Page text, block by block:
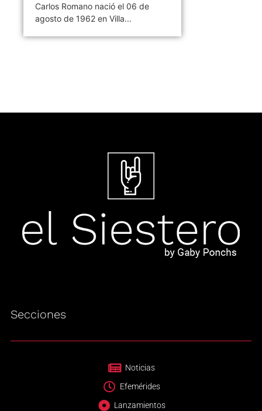
Carlos Romano nació el 06 de
agosto de 1962 en Villa...
Secciones
Noticias
Efemérides
Lanzamientos